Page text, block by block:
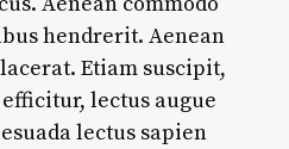
hendrerit. Aenean
Etiam suscipit,
lectus augue
lectus sapien